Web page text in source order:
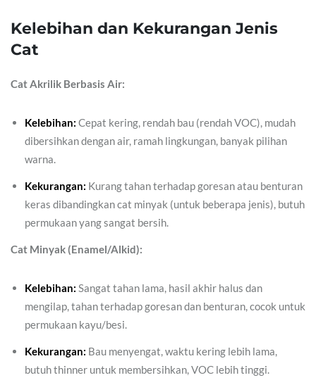
Kelebihan dan Kekurangan Jenis
Cat
Cat Akrilik Berbasis Air:
Kelebihan: Cepat kering, rendah bau (rendah VOC), mudah
dibersihkan dengan air, ramah lingkungan, banyak pilihan
warna.
Kekurangan: Kurang tahan terhadap goresan atau benturan
keras dibandingkan cat minyak (untuk beberapa jenis), butuh
permukaan yang sangat bersih.
Cat Minyak (Enamel/Alkid):
Kelebihan: Sangat tahan lama, hasil akhir halus dan
mengilap, tahan terhadap goresan dan benturan, cocok untuk
permukaan kayu/besi.
Kekurangan: Bau menyengat, waktu kering lebih lama,
butuh thinner untuk membersihkan, VOC lebih tinggi.